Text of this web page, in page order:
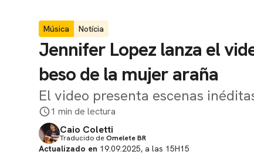
Música Notícia
Jennifer Lopez lanza el
beso de la mujer araña
El video presenta escenas
1 min de lectura
Caio Coletti
Traducido deOmelete BR
Actualizado en 19.09.2025, a las 15H15